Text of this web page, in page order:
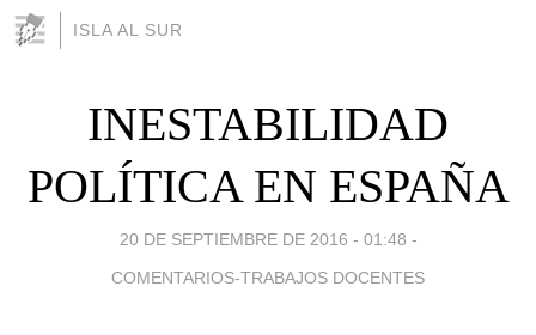
ISLA AL SUR
INESTABILIDAD
POLÍTICA EN ESPAÑA
20 DE SEPTIEMBRE DE 2016 - 01:48 -
COMENTARIOS-TRABAJOS DOCENTES